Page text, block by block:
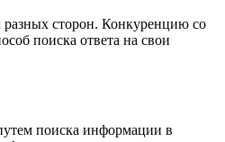
разных сторон. Конкуренцию со
поиска ответа на свои
поиска информации в